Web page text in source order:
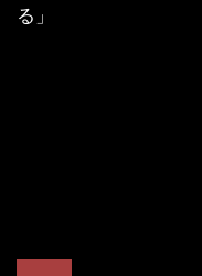
る」